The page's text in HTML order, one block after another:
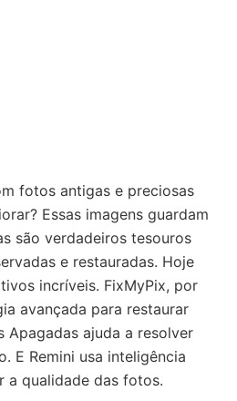
fotos antigas e preciosas
Essas imagens guardam
são verdadeiros tesouros
e restauradas. Hoje
incríveis. FixMyPix, por
avançada para restaurar
Apagadas ajuda a resolver
E Remini usa inteligência
a qualidade das fotos.